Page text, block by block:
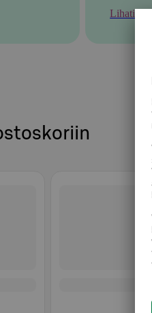
Lihatiski